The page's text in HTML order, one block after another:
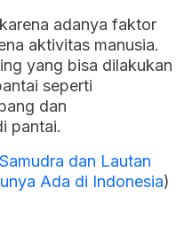
adanya faktor
aktivitas manusia.
yang bisa dilakukan
seperti
dan
pantai.
dan Lautan
Ada di Indonesia)